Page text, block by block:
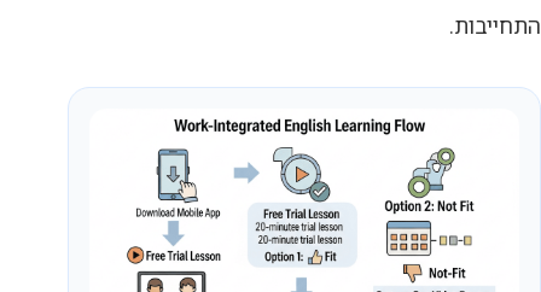
התחייבות.